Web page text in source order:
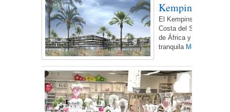
Kempinski
El Kempinski Hotel
Costa del Sol. Ofrece
de África y se
tranquila More...